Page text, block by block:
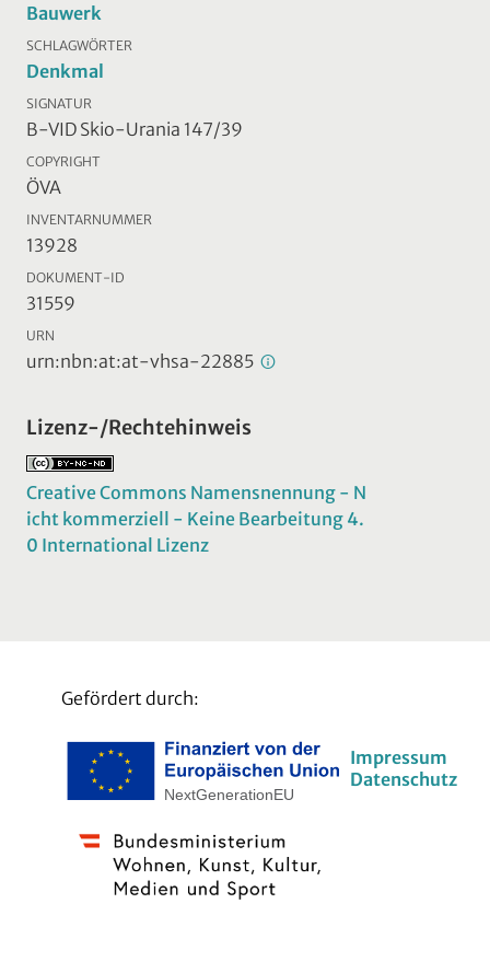
Bauwerk
SCHLAGWÖRTER
Denkmal
SIGNATUR
B-VID Skio-Urania 147/39
COPYRIGHT
ÖVA
INVENTARNUMMER
13928
DOKUMENT-ID
31559
URN
urn:nbn:at:at-vhsa-22885
Lizenz-/Rechtehinweis
Creative Commons Namensnennung - N
icht kommerziell - Keine Bearbeitung 4.
0 International Lizenz
Gefördert durch:
Impressum
Datenschutz